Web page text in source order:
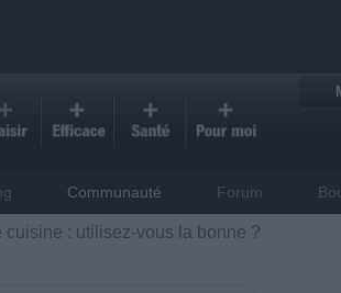
Communauté Forum
cuisine : utilisez-vous la bonne ?